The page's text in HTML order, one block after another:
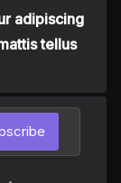
adipiscing
tellus